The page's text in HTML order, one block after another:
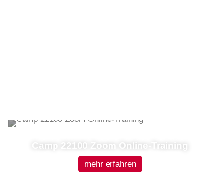
Camp 22100 Zoom Online-Training
mehr erfahren